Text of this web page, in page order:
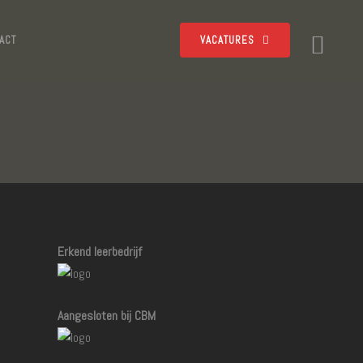
VACATURES
Erkend leerbedrijf
Aangesloten bij CBM